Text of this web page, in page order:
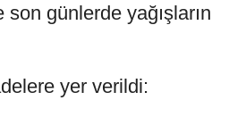
son günlerde yağışların
yer verildi: